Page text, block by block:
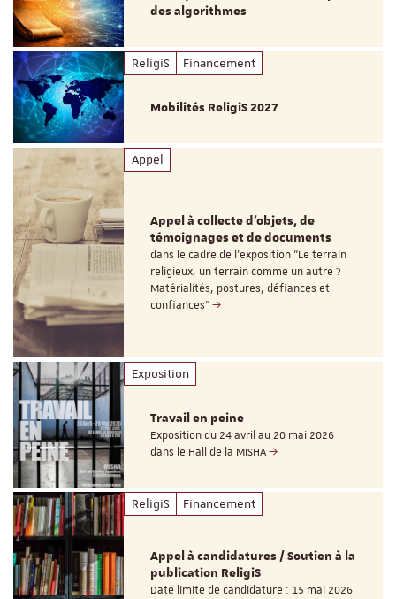
des algorithmes
ReligiS Financement
Mobilités ReligiS 2027
Appel
Appel à collecte d'objets, de
témoignages et de documents
dans le cadre de l'exposition "Le terrain
religieux, un terrain comme un autre ?
Matérialités, postures, défiances et
confiances"
Exposition
Travail en peine
Exposition du 24 avril au 20 mai 2026
dans le Hall de la MISHA
ReligiS Financement
Appel à candidatures / Soutien à la
publication ReligiS
Date limite de candidature : 15 mai 2026